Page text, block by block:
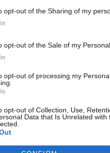
opt-out of the Sharing of my
opt-out of the Sale of my Personal
opt-out of processing my
opt-out of Collection, Use,
Data that Is Unrelated
12 Maggio alle ore 14:55 ·Ti stimo·
12 Maggio alle ore 14:55
cottura 😂
12 Maggio alle ore 14:57